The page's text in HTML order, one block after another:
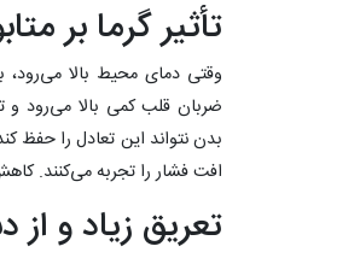
تأثیر گرما بر
وقتی دمای محیط بالا
ضربان قلب کمی بالا می‌رود و
بدن نتواند این تعادل را حفظ
افت فشار را تجربه می‌کنند.
تعریق زیاد و